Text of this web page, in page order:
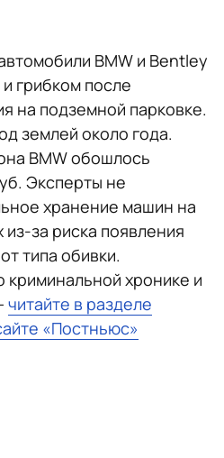
BMW и Bentley
и грибком после
на подземной парковке.
землей около года.
BMW обошлось
Эксперты не
хранение машин на
за риска появления
типа обивки.
хронике и
читайте в разделе
«Постньюс»